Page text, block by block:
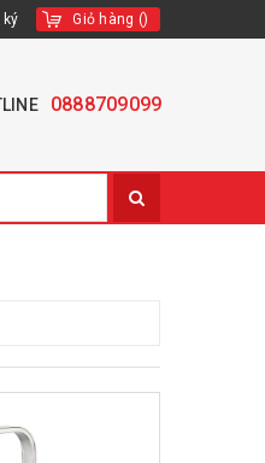
ký Giỏ hàng ()
0888709099